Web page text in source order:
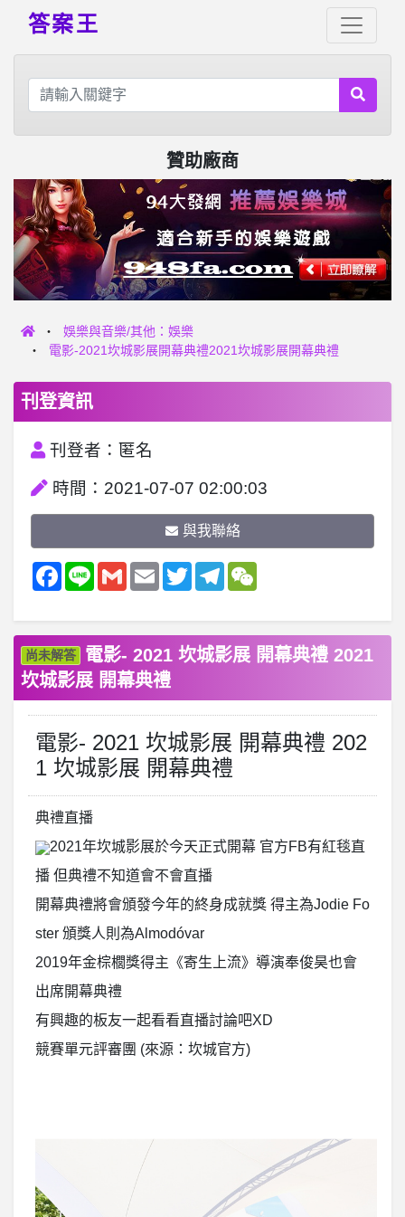
答案王
贊助廠商
娛樂與音樂/其他：娛樂
電影-2021坎城影展開幕典禮2021坎城影展開幕典禮
刊登資訊
刊登者：匿名
時間：2021-07-07 02:00:03
與我聯絡
Facebook
Line GmailEmail TwitterTelegramWeChat
尚未解答
電影- 2021 坎城影展 開幕典禮 2021
坎城影展 開幕典禮
電影- 2021 坎城影展 開幕典禮 202
1 坎城影展 開幕典禮
典禮直播
2021年坎城影展於今天正式開幕 官方FB有紅毯直
播 但典禮不知道會不會直播
開幕典禮將會頒發今年的終身成就獎 得主為Jodie Fo
ster 頒獎人則為Almodóvar
2019年金棕櫚獎得主《寄生上流》導演奉俊昊也會
出席開幕典禮
有興趣的板友一起看看直播討論吧XD
競賽單元評審團 (來源：坎城官方)